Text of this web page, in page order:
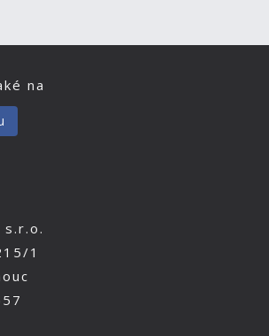
na
s.r.o.
1